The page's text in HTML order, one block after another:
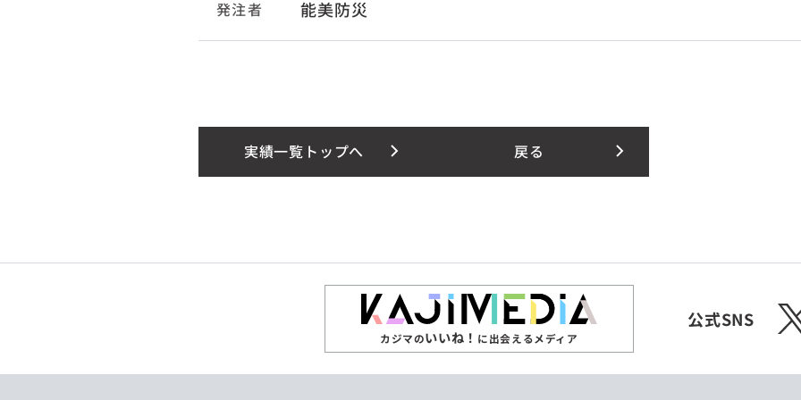
発注者 能美防災
実績一覧トップへ 戻る
カジマのいいね！ に出会えるメディア
公式SNS X